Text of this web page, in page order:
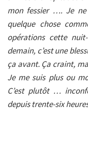
mon fessier …. Je ne
quelque chose
opérations cette
demain, c’est une
ça avant. Ça craint,
Je me suis plus ou
C’est plutôt …
depuis trente-six